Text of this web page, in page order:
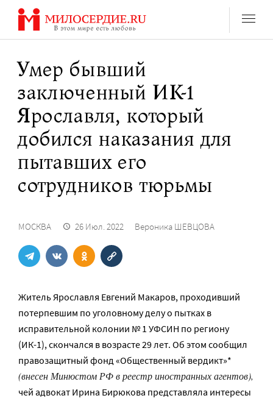
Перейти
содержанию
Умер бывший
заключенный ИК-1
Ярославля, который
добился наказания для
пытавших его
сотрудников тюрьмы
МОСКВА 26 Июл. 2022 Вероника ШЕВЦОВА
Житель Ярославля Евгений Макаров, проходивший
потерпевшим по уголовному делу о пытках в
исправительной колонии № 1 УФСИН по региону
(ИК-1), скончался в возрасте 29 лет. Об этом сообщил
правозащитный фонд «Общественный вердикт»*
(внесен Минюстом РФ в реестр иностранных агентов),
чей адвокат Ирина Бирюкова представляла интересы